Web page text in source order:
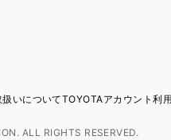
いについてTOYOTAアカウント利
ALL RIGHTS RESERVED.